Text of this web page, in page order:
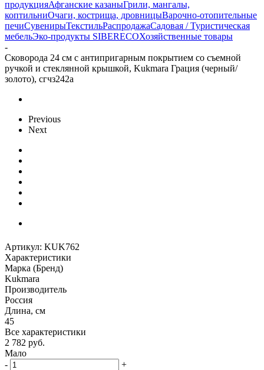
продукцияАфганские казаныГрили, мангалы,
коптильниОчаги, кострища, дровницыВарочно-отопительные
печиСувенирыТекстильРаспродажаСадовая / Туристическая
мебельЭко-продукты SIBERECOХозяйственные товары
-
Сковорода 24 см с антипригарным покрытием со съемной
ручкой и стеклянной крышкой, Kukmara Грация (черный/
золото), сгчз242а
Previous
Next
Артикул: KUK762
Характеристики
Марка (Бренд)
Kukmara
Производитель
Россия
Длина, см
45
Все характеристики
2 782 руб.
Мало
-
+